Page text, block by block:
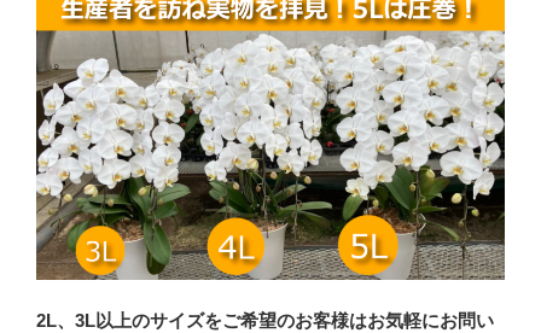
2L、3L以上のサイズをご希望のお客様はお気軽にお問い